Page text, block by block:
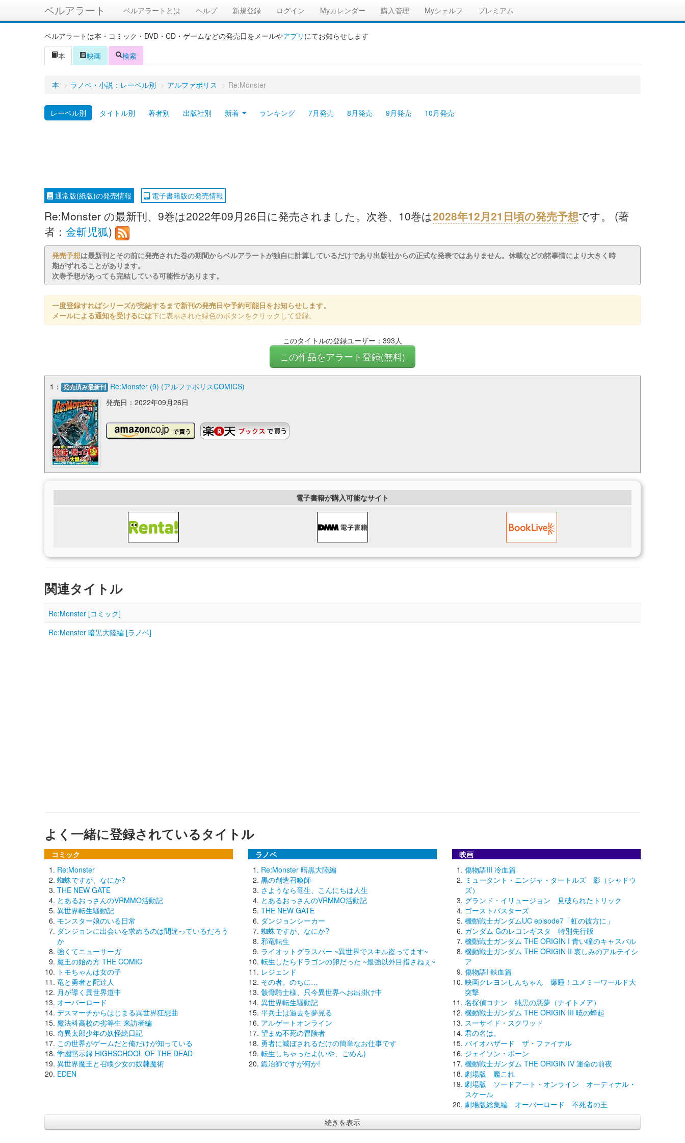
ベルアラート ベルアラートとは ヘルプ 新規登録 ログイン Myカレンダー 購入管理 Myシェルフ プレミアム
ベルアラートは本・コミック・DVD・CD・ゲームなどの発売日をメールやアプリ にてお知らせします
本
映画 検索
本 > ラノベ・小説：レーベル別 > アルファポリス > Re:Monster
レーベル別 タイトル別 著者別 出版社別 新着 ランキング 7月発売 8月発売 9月発売 10月発売
通常版(紙版)の発売情報 電子書籍版の発売情報
Re:Monster の最新刊、9巻は2022年09月26日に発売されました。次巻、10巻は2028年12月21日頃の発売予想です。 (著
者： 金斬児狐)
発売予想は最新刊とその前に発売された巻の期間からベルアラートが独自に計算しているだけであり出版社からの正式な発表ではありません。休載などの諸事情により大きく時
期がずれることがあります。
次巻予想があっても完結している可能性があります。
一度登録すればシリーズが完結するまで新刊の発売日や予約可能日をお知らせします。
メールによる通知を受けるには下に表示された緑色のボタンをクリックして登録。
このタイトルの登録ユーザー：393人
この作品をアラート登録(無料)
1： 発売済み最新刊 Re:Monster (9) (アルファポリスCOMICS)
発売日：2022年09月26日
電子書籍が購入可能なサイト
関連タイトル
Re:Monster [コミック]
Re:Monster 暗黒大陸編 [ラノベ]
よく一緒に登録されているタイトル
コミック
Re:Monster
蜘蛛ですが、なにか?
THE NEW GATE
とあるおっさんのVRMMO活動記
異世界転生騒動記
モンスター娘のいる日常
ダンジョンに出会いを求めるのは間違っているだろう
か
強くてニューサーガ
魔王の始め方 THE COMIC
トモちゃんは女の子
竜と勇者と配達人
月が導く異世界道中
オーバーロード
デスマーチからはじまる異世界狂想曲
魔法科高校の劣等生 来訪者編
奇異太郎少年の妖怪絵日記
この世界がゲームだと俺だけが知っている
学園黙示録 HIGHSCHOOL OF THE DEAD
異世界魔王と召喚少女の奴隷魔術
EDEN
ラノベ
Re:Monster 暗黒大陸編
黒の創造召喚師
さようなら竜生、こんにちは人生
とあるおっさんのVRMMO活動記
THE NEW GATE
ダンジョンシーカー
蜘蛛ですが、なにか?
邪竜転生
ライオットグラスパー ~異世界でスキル盗ってます~
転生したらドラゴンの卵だった ~最強以外目指さねぇ~
レジェンド
その者。のちに…
骸骨騎士様、只今異世界へお出掛け中
異世界転生騒動記
平兵士は過去を夢見る
アルゲートオンライン
望まぬ不死の冒険者
勇者に滅ぼされるだけの簡単なお仕事です
転生しちゃったよ(いや、ごめん)
鍛冶師ですが何か!
映画
傷物語III 冷血篇
ミュータント・ニンジャ・タートルズ 影（シャドウ
ズ）
グランド・イリュージョン 見破られたトリック
ゴーストバスターズ
機動戦士ガンダムUC episode7「虹の彼方に」
ガンダム Gのレコンギスタ 特別先行版
機動戦士ガンダム THE ORIGIN I 青い瞳のキャスバル
機動戦士ガンダム THE ORIGIN II 哀しみのアルテイシ
ア
傷物語I 鉄血篇
映画クレヨンしんちゃん 爆睡！ユメミーワールド大
突撃
名探偵コナン 純黒の悪夢（ナイトメア）
機動戦士ガンダム THE ORIGIN III 暁の蜂起
スーサイド・スクワッド
君の名は。
バイオハザード ザ・ファイナル
ジェイソン・ボーン
機動戦士ガンダム THE ORIGIN IV 運命の前夜
劇場版 艦これ
劇場版 ソードアート・オンライン オーディナル・
スケール
劇場版総集編 オーバーロード 不死者の王
続きを表示